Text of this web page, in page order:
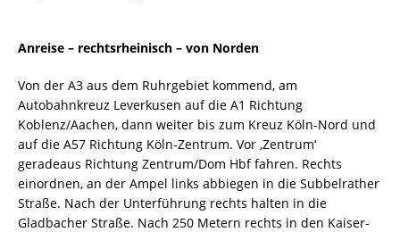
Anreise – rechtsrheinisch – von Norden
Von der A3 aus dem Ruhrgebiet kommend, am
Autobahnkreuz Leverkusen auf die A1 Richtung
Koblenz/Aachen, dann weiter bis zum Kreuz Köln-Nord und
auf die A57 Richtung Köln-Zentrum. Vor ‚Zentrum‘
geradeaus Richtung Zentrum/Dom Hbf fahren. Rechts
einordnen, an der Ampel links abbiegen in die Subbelrather
Straße. Nach der Unterführung rechts halten in die
Gladbacher Straße. Nach 250 Metern rechts in den Kaiser-